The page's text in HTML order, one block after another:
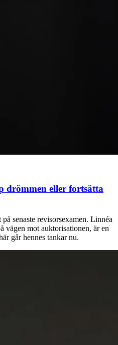
drömmen eller fortsätta
senaste revisorsexamen. Linnéa
vägen mot auktorisationen, är en
går hennes tankar nu.